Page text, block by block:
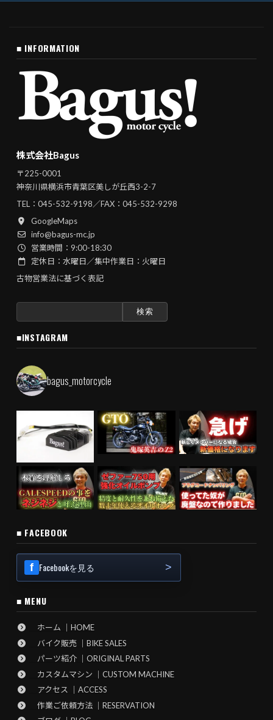
■ INFORMATION
株式会社Bagus
〒225-0001
神奈川県横浜市青葉区美しが丘西3-2-7
TEL： 045-532-9198／FAX：045-532-9298
GoogleMaps
info@bagus-mc.jp
営業時間：9:00-18:30
定休日：水曜日／集中作業日：火曜日
古物営業法に基づく表記
検
■INSTAGRAM
bagus_motorcycle
■ FACEBOOK
Facebookを見る
■ MENU
ホーム ｜HOME
バイク販売 ｜BIKE SALES
パーツ紹介 ｜ORIGINAL PARTS
カスタムマシン ｜CUSTOM MACHINE
アクセス ｜ACCESS
作業ご依頼方法 ｜RESERVATION